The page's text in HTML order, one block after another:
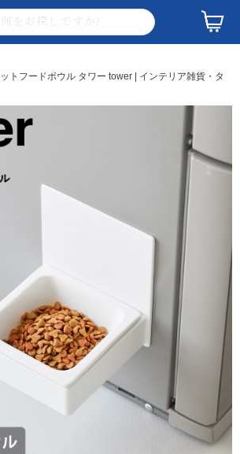
トフードボウル タワー tower | インテリア雑貨・タ